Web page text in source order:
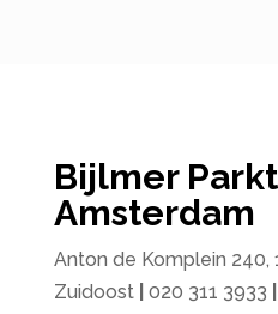
Bijlmer
Amsterdam
Anton de Komplein 240,
Zuidoost
020 311 3933